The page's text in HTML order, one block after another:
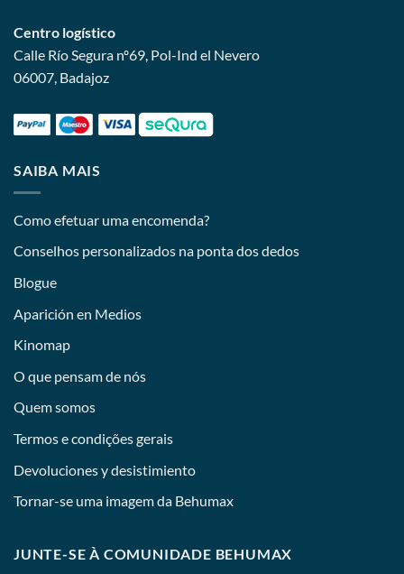
Centro logístico
Calle Río Segura nº69, Pol-Ind el Nevero
06007, Badajoz
SAIBA MAIS
Como efetuar uma encomenda?
Conselhos personalizados na ponta dos dedos
Blogue
Aparición en Medios
Kinomap
O que pensam de nós
Quem somos
Termos e condições gerais
Devoluciones y desistimiento
Tornar-se uma imagem da Behumax
JUNTE-SE À COMUNIDADE BEHUMAX